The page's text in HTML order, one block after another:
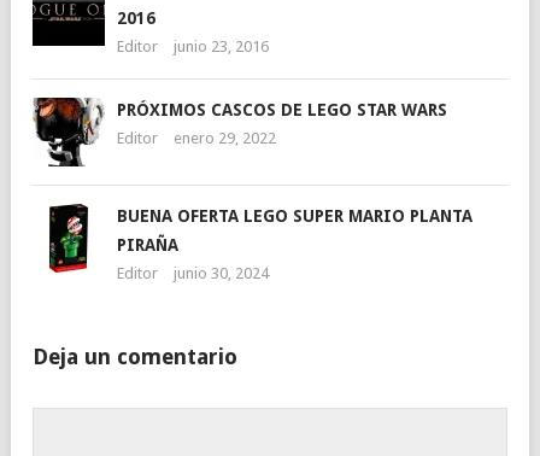
2016
Editor junio 23, 2016
PRÓXIMOS CASCOS DE LEGO STAR WARS
Editor enero 29, 2022
BUENA OFERTA LEGO SUPER MARIO PLANTA
PIRAÑA
Editor junio 30, 2024
Deja un comentario